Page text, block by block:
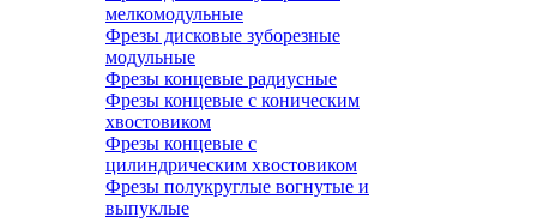
мелкомодульные
Фрезы дисковые зуборезные
модульные
Фрезы концевые радиусные
Фрезы концевые с коническим
хвостовиком
Фрезы концевые с
цилиндрическим хвостовиком
Фрезы полукруглые вогнутые и
выпуклые